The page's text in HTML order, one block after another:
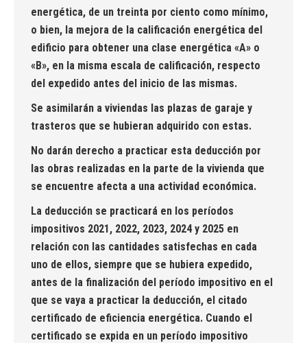
energética, de un treinta por ciento como mínimo,
o bien, la mejora de la calificación energética del
edificio para obtener una clase energética «A» o
«B», en la misma escala de calificación, respecto
del expedido antes del inicio de las mismas.
Se asimilarán a viviendas las plazas de garaje y
trasteros que se hubieran adquirido con estas.
No darán derecho a practicar esta deducción por
las obras realizadas en la parte de la vivienda que
se encuentre afecta a una actividad económica.
La deducción se practicará en los períodos
impositivos 2021, 2022, 2023, 2024 y 2025 en
relación con las cantidades satisfechas en cada
uno de ellos, siempre que se hubiera expedido,
antes de la finalización del período impositivo en el
que se vaya a practicar la deducción, el citado
certificado de eficiencia energética. Cuando el
certificado se expida en un período impositivo